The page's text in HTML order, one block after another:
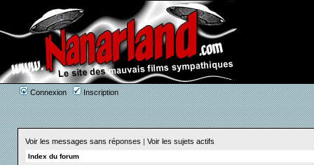
Connexion Inscription
Voir les messages sans réponses | Voir les sujets actifs
Index du forum